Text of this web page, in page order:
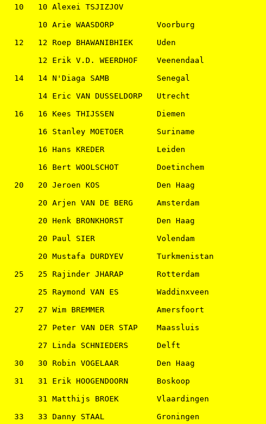
10   10 Alexei TSJIZJOV
10 Arie WAASDORP         Voorburg
12   12 Roep BHAWANIBHIEK     Uden
12 Erik V.D. WEERDHOF    Veenendaal
14   14 N'Diaga SAMB          Senegal
14 Eric VAN DUSSELDORP   Utrecht
16   16 Kees THIJSSEN         Diemen
16 Stanley MOETOER       Suriname
16 Hans KREDER           Leiden
16 Bert WOOLSCHOT        Doetinchem
20   20 Jeroen KOS            Den Haag
20 Arjen VAN DE BERG     Amsterdam
20 Henk BRONKHORST       Den Haag
20 Paul SIER             Volendam
20 Mustafa DURDYEV       Turkmenistan
25   25 Rajinder JHARAP       Rotterdam
25 Raymond VAN ES        Waddinxveen
27   27 Wim BREMMER           Amersfoort
27 Peter VAN DER STAP    Maassluis
27 Linda SCHNIEDERS      Delft
30   30 Robin VOGELAAR        Den Haag
31   31 Erik HOOGENDOORN      Boskoop
31 Matthijs BROEK        Vlaardingen
33   33 Danny STAAL           Groningen